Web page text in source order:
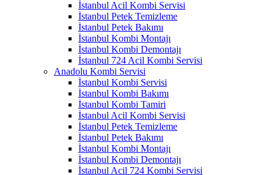
İstanbul Acil Kombi Servisi
İstanbul Petek Temizleme
İstanbul Petek Bakımı
İstanbul Kombi Montajı
İstanbul Kombi Demontajı
İstanbul 724 Acil Kombi Servisi
Anadolu Kombi Servisi
İstanbul Kombi Servisi
İstanbul Kombi Bakımı
İstanbul Kombi Tamiri
İstanbul Acil Kombi Servisi
İstanbul Petek Temizleme
İstanbul Petek Bakımı
İstanbul Kombi Montajı
İstanbul Kombi Demontajı
İstanbul Acil 724 Kombi Servisi